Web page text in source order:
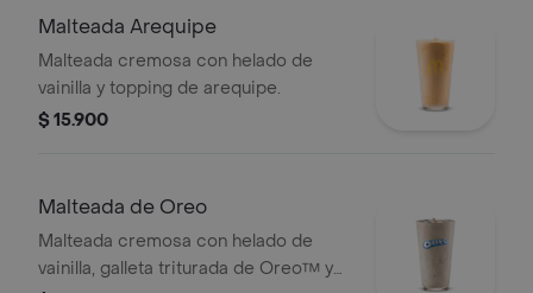
Malteada Arequipe
Malteada cremosa con helado de
vainilla y topping de arequipe.
$ 15.900
Malteada de Oreo
Malteada cremosa con helado de
vainilla, galleta triturada de Oreo™ y